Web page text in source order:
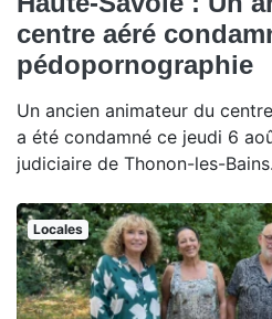
centre aéré
pédopornographie
Un ancien animateur du
a été condamné ce jeudi 6
judiciaire de Thonon-les-Bains.
Locales